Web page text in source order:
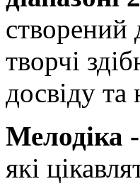
створений
творчі
досвіду та
Мелодіка
які